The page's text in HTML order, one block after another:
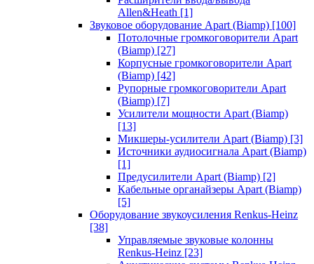
Allen&Heath [1]
Звуковое оборудование Apart (Biamp) [100]
Потолочные громкоговорители Apart
(Biamp) [27]
Корпусные громкоговорители Apart
(Biamp) [42]
Рупорные громкоговорители Apart
(Biamp) [7]
Усилители мощности Apart (Biamp)
[13]
Микшеры-усилители Apart (Biamp) [3]
Источники аудиосигнала Apart (Biamp)
[1]
Предусилители Apart (Biamp) [2]
Кабельные органайзеры Apart (Biamp)
[5]
Оборудование звукоусиления Renkus-Heinz
[38]
Управляемые звуковые колонны
Renkus-Heinz [23]